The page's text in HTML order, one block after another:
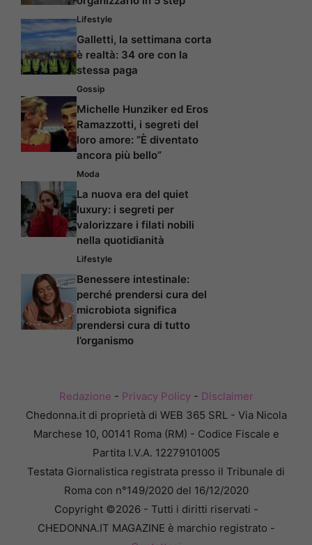
Lifestyle
Galletti, la settimana corta
è realtà: 34 ore con la
stessa paga
Gossip
Michelle Hunziker ed Eros
Ramazzotti, i segreti del
loro amore: “È diventato
ancora più bello”
Moda
La nuova era del quiet
luxury: i segreti per
valorizzare i filati nobili
nella quotidianità
Lifestyle
Benessere intestinale:
perché prendersi cura del
microbiota significa
prendersi cura di tutto
l’organismo
Redazione - Privacy Policy- Disclaimer
Chedonna.it di proprietà di WEB 365 SRL - Via Nicola
Marchese 10, 00141 Roma (RM) - Codice Fiscale e
Partita I.V.A. 12279101005
Testata Giornalistica registrata presso il Tribunale di
Roma con n°149/2020 del 16/12/2020
Copyright ©2026 - Tutti i diritti riservati -
CHEDONNA.IT MAGAZINE è marchio registrato -